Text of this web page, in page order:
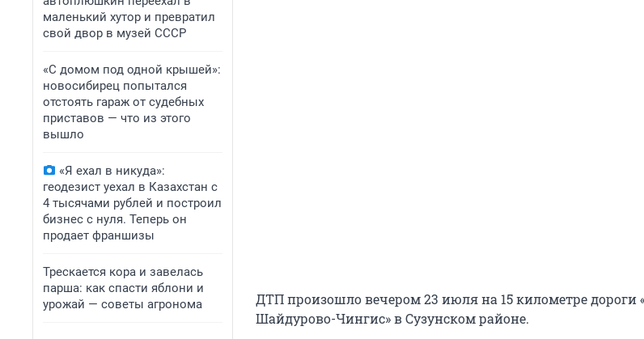
маленький хутор и превратил
свой двор в музей СССР
«С домом под одной крышей»:
новосибирец попытался
отстоять гараж от судебных
приставов — что из этого
вышло
«Я ехал в никуда»:
геодезист уехал в Казахстан с
4 тысячами рублей и построил
бизнес с нуля. Теперь он
продает франшизы
Трескается кора и завелась
парша: как спасти яблони и
урожай — советы агронома
ДТП произошло вечером 23 июля на 15 километре дороги
Шайдурово-Чингис» в Сузунском районе.